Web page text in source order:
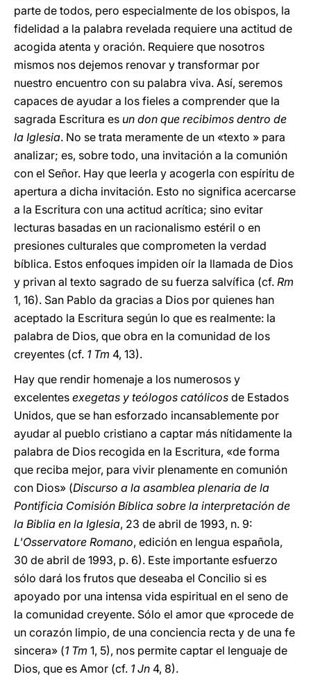
parte de todos, pero especialmente de los obispos, la
fidelidad a la palabra revelada requiere una actitud de
acogida atenta y oración. Requiere que nosotros
mismos nos dejemos renovar y transformar por
nuestro encuentro con su palabra viva. Así, seremos
capaces de ayudar a los fieles a comprender que la
sagrada Escritura es un don que recibimos dentro de
la Iglesia. No se trata meramente de un «texto » para
analizar; es, sobre todo, una invitación a la comunión
con el Señor. Hay que leerla y acogerla con espíritu de
apertura a dicha invitación. Esto no significa acercarse
a la Escritura con una actitud acrítica; sino evitar
lecturas basadas en un racionalismo estéril o en
presiones culturales que comprometen la verdad
bíblica. Estos enfoques impiden oír la llamada de Dios
y privan al texto sagrado de su fuerza salvífica (cf. Rm
1, 16). San Pablo da gracias a Dios por quienes han
aceptado la Escritura según lo que es realmente: la
palabra de Dios, que obra en la comunidad de los
creyentes (cf. 1 Tm 4, 13).
Hay que rendir homenaje a los numerosos y
excelentes exegetas y teólogos católicos de Estados
Unidos, que se han esforzado incansablemente por
ayudar al pueblo cristiano a captar más nítidamente la
palabra de Dios recogida en la Escritura, «de forma
que reciba mejor, para vivir plenamente en comunión
con Dios» (Discurso a la asamblea plenaria de la
Pontificia Comisión Bíblica sobre la interpretación de
la Biblia en la Iglesia, 23 de abril de 1993, n. 9:
L'Osservatore Romano, edición en lengua española,
30 de abril de 1993, p. 6). Este importante esfuerzo
sólo dará los frutos que deseaba el Concilio si es
apoyado por una intensa vida espiritual en el seno de
la comunidad creyente. Sólo el amor que «procede de
un corazón limpio, de una conciencia recta y de una fe
sincera» (1 Tm 1, 5), nos permite captar el lenguaje de
Dios, que es Amor (cf. 1 Jn 4, 8).